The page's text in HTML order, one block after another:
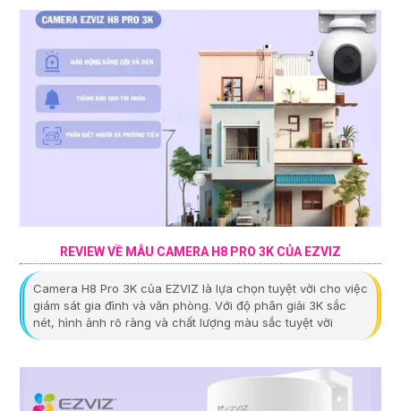
REVIEW VỀ MẪU CAMERA H8 PRO 3K CỦA EZVIZ
Camera H8 Pro 3K của EZVIZ là lựa chọn tuyệt vời cho việc
giám sát gia đình và văn phòng. Với độ phân giải 3K sắc
nét, hình ảnh rõ ràng và chất lượng màu sắc tuyệt vời